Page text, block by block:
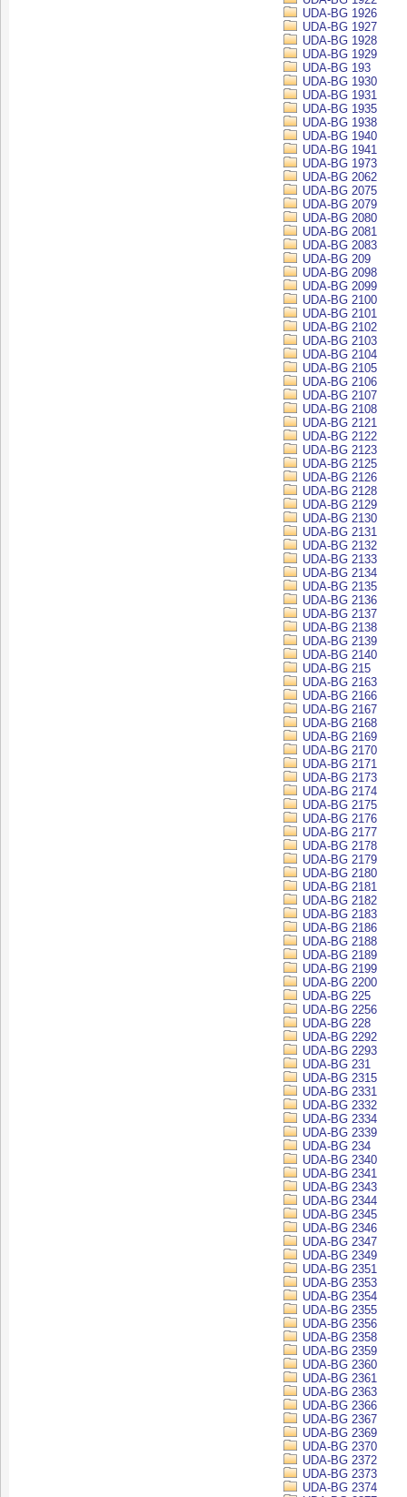
UDA-BG 1926
UDA-BG 1927
UDA-BG 1928
UDA-BG 1929
UDA-BG 193
UDA-BG 1930
UDA-BG 1931
UDA-BG 1935
UDA-BG 1938
UDA-BG 1940
UDA-BG 1941
UDA-BG 1973
UDA-BG 2062
UDA-BG 2075
UDA-BG 2079
UDA-BG 2080
UDA-BG 2081
UDA-BG 2083
UDA-BG 209
UDA-BG 2098
UDA-BG 2099
UDA-BG 2100
UDA-BG 2101
UDA-BG 2102
UDA-BG 2103
UDA-BG 2104
UDA-BG 2105
UDA-BG 2106
UDA-BG 2107
UDA-BG 2108
UDA-BG 2121
UDA-BG 2122
UDA-BG 2123
UDA-BG 2125
UDA-BG 2126
UDA-BG 2128
UDA-BG 2129
UDA-BG 2130
UDA-BG 2131
UDA-BG 2132
UDA-BG 2133
UDA-BG 2134
UDA-BG 2135
UDA-BG 2136
UDA-BG 2137
UDA-BG 2138
UDA-BG 2139
UDA-BG 2140
UDA-BG 215
UDA-BG 2163
UDA-BG 2166
UDA-BG 2167
UDA-BG 2168
UDA-BG 2169
UDA-BG 2170
UDA-BG 2171
UDA-BG 2173
UDA-BG 2174
UDA-BG 2175
UDA-BG 2176
UDA-BG 2177
UDA-BG 2178
UDA-BG 2179
UDA-BG 2180
UDA-BG 2181
UDA-BG 2182
UDA-BG 2183
UDA-BG 2186
UDA-BG 2188
UDA-BG 2189
UDA-BG 2199
UDA-BG 2200
UDA-BG 225
UDA-BG 2256
UDA-BG 228
UDA-BG 2292
UDA-BG 2293
UDA-BG 231
UDA-BG 2315
UDA-BG 2331
UDA-BG 2332
UDA-BG 2334
UDA-BG 2339
UDA-BG 234
UDA-BG 2340
UDA-BG 2341
UDA-BG 2343
UDA-BG 2344
UDA-BG 2345
UDA-BG 2346
UDA-BG 2347
UDA-BG 2349
UDA-BG 2351
UDA-BG 2353
UDA-BG 2354
UDA-BG 2355
UDA-BG 2356
UDA-BG 2358
UDA-BG 2359
UDA-BG 2360
UDA-BG 2361
UDA-BG 2363
UDA-BG 2366
UDA-BG 2367
UDA-BG 2369
UDA-BG 2370
UDA-BG 2372
UDA-BG 2373
UDA-BG 2374